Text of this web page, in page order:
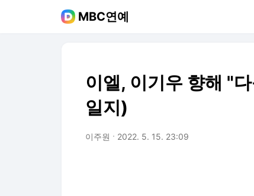
MBC연예
이엘, 이기우 향해 "
일지)
이주원 2022. 5. 15. 23:09